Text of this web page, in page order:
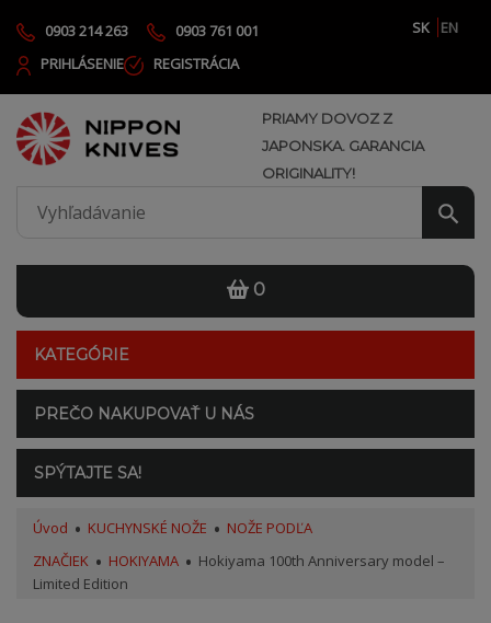
0903 214 263 0903 761 001 SK
EN
PRIHLÁSENIE
REGISTRÁCIA
PRIAMY DOVOZ Z
JAPONSKA. GARANCIA
ORIGINALITY!
0
KATEGÓRIE
PREČO NAKUPOVAŤ U NÁS
SPÝTAJTE SA!
Úvod KUCHYNSKÉ NOŽE
NOŽE PODĽA
ZNAČIEK
HOKIYAMA
Hokiyama 100th Anniversary model –
Limited Edition